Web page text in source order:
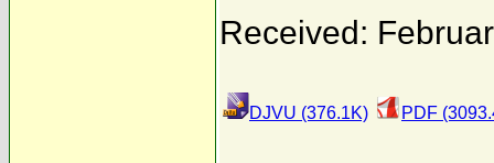
Received:
DJVU (376.1K) PDF